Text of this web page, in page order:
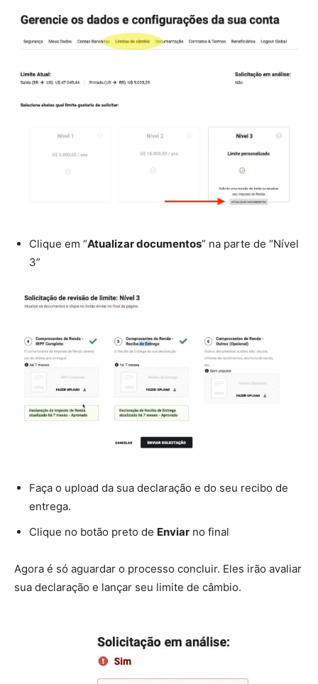
Clique em “Atualizar documentos” na parte de “Nível
3”
Faça o upload da sua declaração e do seu recibo de
entrega.
Clique no botão preto de Enviar no final
Agora é só aguardar o processo concluir. Eles irão avaliar
sua declaração e lançar seu limite de câmbio.